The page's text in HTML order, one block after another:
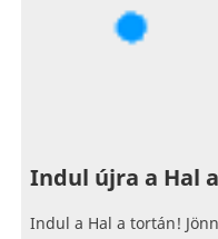
Indul újra a Hal
Indul a Hal a tortán!